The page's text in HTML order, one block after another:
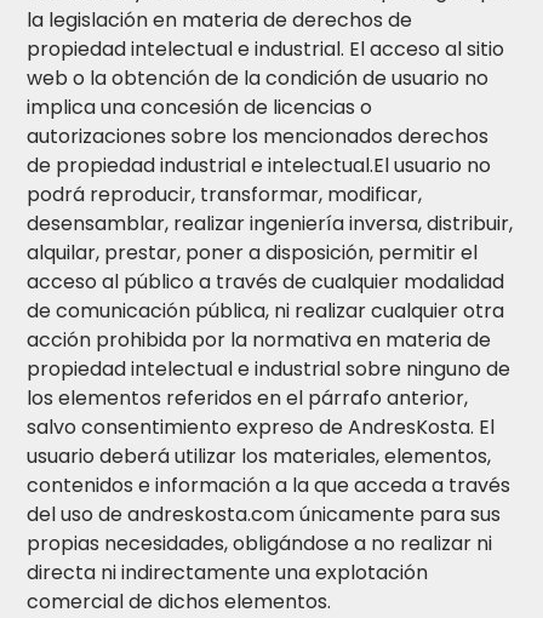
la legislación en materia de derechos de
propiedad intelectual e industrial. El acceso al sitio
web o la obtención de la condición de usuario no
implica una concesión de licencias o
autorizaciones sobre los mencionados derechos
de propiedad industrial e intelectual.El usuario no
podrá reproducir, transformar, modificar,
desensamblar, realizar ingeniería inversa, distribuir,
alquilar, prestar, poner a disposición, permitir el
acceso al público a través de cualquier modalidad
de comunicación pública, ni realizar cualquier otra
acción prohibida por la normativa en materia de
propiedad intelectual e industrial sobre ninguno de
los elementos referidos en el párrafo anterior,
salvo consentimiento expreso de AndresKosta. El
usuario deberá utilizar los materiales, elementos,
contenidos e información a la que acceda a través
del uso de andreskosta.com únicamente para sus
propias necesidades, obligándose a no realizar ni
directa ni indirectamente una explotación
comercial de dichos elementos.